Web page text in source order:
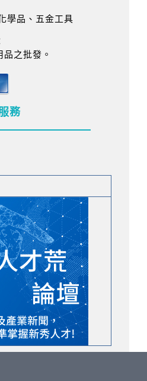
學品、五金工具
之批發。
務